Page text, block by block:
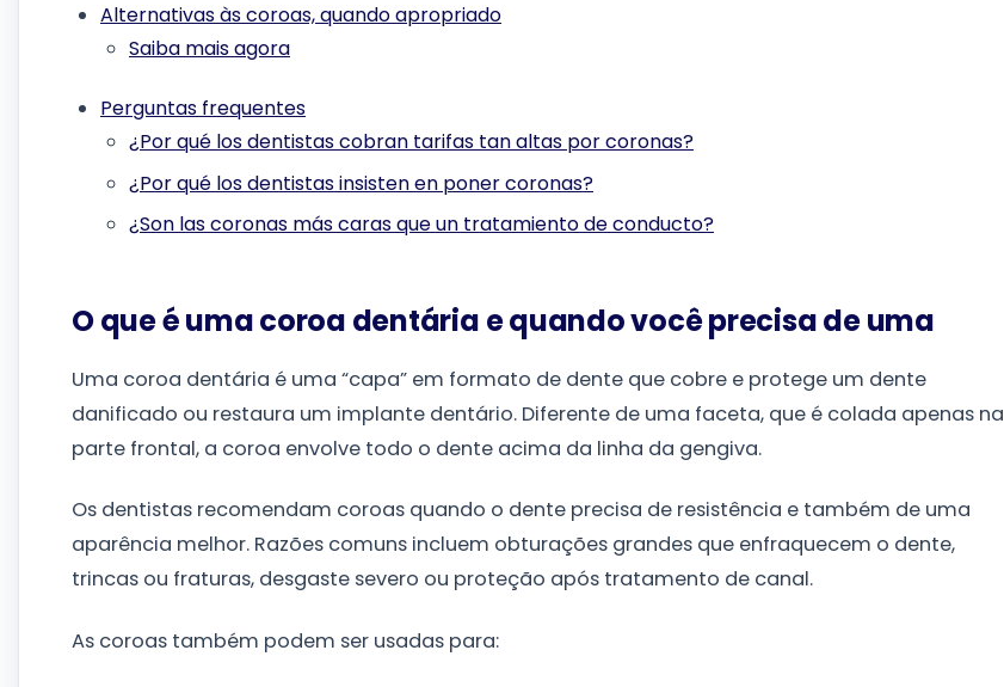
Alternativas às coroas, quando apropriado
Saiba mais agora
Perguntas frequentes
¿Por qué los dentistas cobran tarifas tan altas por coronas?
¿Por qué los dentistas insisten en poner coronas?
¿Son las coronas más caras que un tratamiento de conducto?
O que é uma coroa dentária e quando você precisa de uma
Uma coroa dentária é uma “capa” em formato de dente que cobre e protege um dente
danificado ou restaura um implante dentário. Diferente de uma faceta, que é colada apenas na
parte frontal, a coroa envolve todo o dente acima da linha da gengiva.
Os dentistas recomendam coroas quando o dente precisa de resistência e também de uma
aparência melhor. Razões comuns incluem obturações grandes que enfraquecem o dente,
trincas ou fraturas, desgaste severo ou proteção após tratamento de canal.
As coroas também podem ser usadas para: